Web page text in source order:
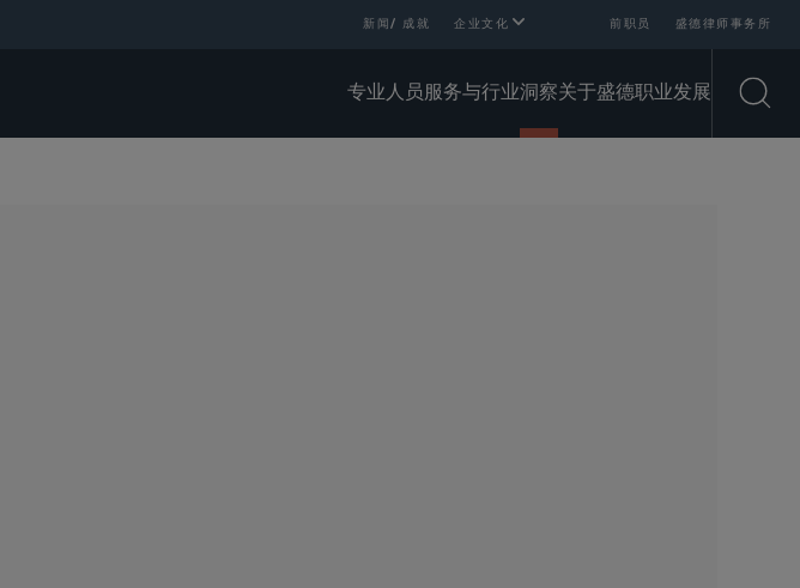
新闻/ 成就 企业文化 前职员 盛德律师事务所
专业人员服务与行业洞察关于盛德职业发展